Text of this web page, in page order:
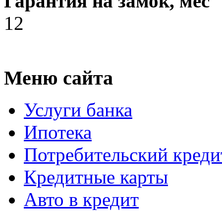
12
Меню сайта
Услуги банка
Ипотека
Потребительский
Кредитные карты
Авто в кредит